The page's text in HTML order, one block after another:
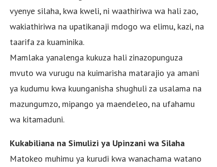
vyenye silaha, kwa kweli, ni waathiriwa wa hali zao,
wakiathiriwa na upatikanaji mdogo wa elimu, kazi, na
taarifa za kuaminika.
Mamlaka yanalenga kukuza hali zinazopunguza
mvuto wa vurugu na kuimarisha matarajio ya amani
ya kudumu kwa kuunganisha shughuli za usalama na
mazungumzo, mipango ya maendeleo, na ufahamu
wa kitamaduni.
Kukabiliana na Simulizi ya Upinzani wa Silaha
Matokeo muhimu ya kurudi kwa wanachama watano